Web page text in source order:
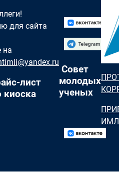
для сайта
на
лист
киоска
Совет
молодых
ученых